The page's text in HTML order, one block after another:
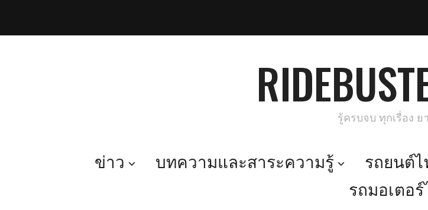
รู้ครบจบ ทุกเรื่อง
ข่าว บทความและสาระความรู้ รถยนต์
รถมอเตอ